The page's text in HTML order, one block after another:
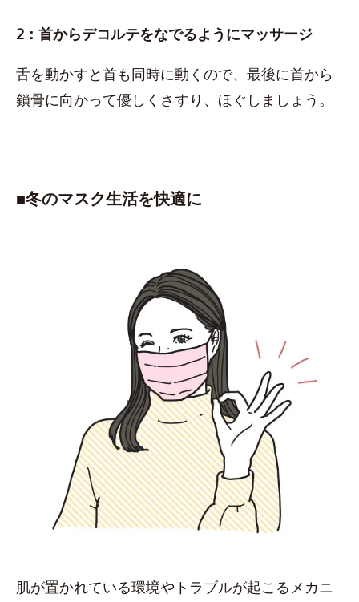
2：首からデコルテをなでるようにマッサージ
舌を動かすと首も同時に動くので、最後に首から
鎖骨に向かって優しくさすり、ほぐしましょう。
■​冬のマスク生活を快適に
肌が置かれている環境やトラブルが起こるメカニ